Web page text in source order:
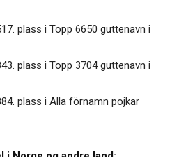
plass i Topp 6650 guttenavn i
plass i Topp 3704 guttenavn i
plass i Alla förnamn pojkar